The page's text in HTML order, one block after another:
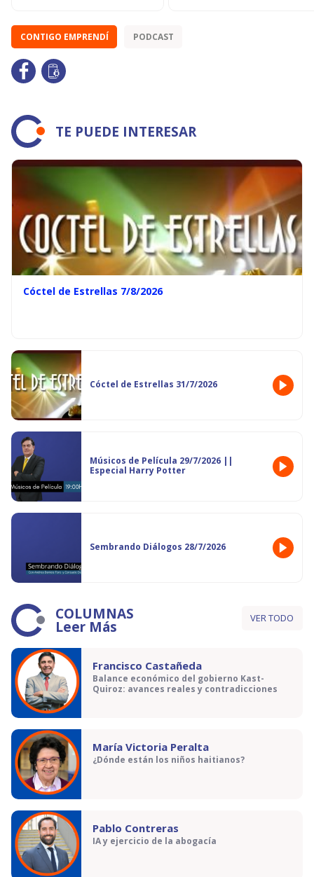
CONTIGO EMPRENDÍ PODCAST
TE PUEDE INTERESAR
Cóctel de Estrellas 7/8/2026
Cóctel de Estrellas 31/7/2026
Músicos de Película 29/7/2026 ||
Especial Harry Potter
Sembrando Diálogos 28/7/2026
COLUMNAS
Leer Más VER TODO
Francisco Castañeda
Balance económico del gobierno Kast-
Quiroz: avances reales y contradicciones
María Victoria Peralta
¿Dónde están los niños haitianos?
Pablo Contreras
IA y ejercicio de la abogacía